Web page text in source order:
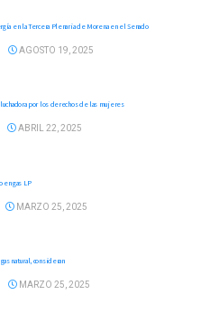
en la Tercera Plenaria de Morena en el Senado
AGOSTO 19, 2025
por los derechos de las mujeres
ABRIL 22, 2025
en gas LP
MARZO 25, 2025
natural, consideran
MARZO 25, 2025